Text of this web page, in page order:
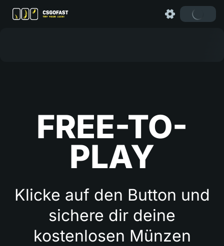
FREE-TO-
PLAY
Klicke auf den Button und
sichere dir deine
kostenlosen Münzen